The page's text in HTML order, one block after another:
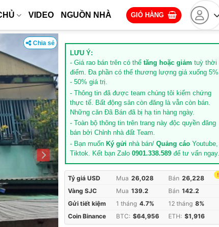
VIDEO NGUỒN NHÀ GIỎ HÀNG
Chia sẻ
LƯU Ý:
- Giá rao bán trên có thể tăng hoặc giảm tuỳ thời
điểm. Đa phần có thể thương lượng giá xuống 5%
- 50% giá trị.
- Thông tin đã được team chúng tôi kiểm chứng
thực tế. Bất động sản còn đăng là vẫn còn bán.
Những căn Đã Bán đã bị hạ tin hàng ngày.
- Toàn bộ thông tin trên trang này độc quyền đăng
bán bởi Chỉnh nhà đất Team.
- Bạn muốn Ký gửi nhà bán/ Quảng cáo Youtube,
Tiktok. Kết bạn Zalo 0901.338.589 để tư vấn ngay.
!
Tỷ giá USD Mua 26,028 Bán 26,228
Vàng SJC
Mua 139.2 Bán 142.2
Gửi tiết kiệm
1 tháng 4.7% 12 tháng 8%
Coin Binance
BTC: $64,956 ETH: $1,916